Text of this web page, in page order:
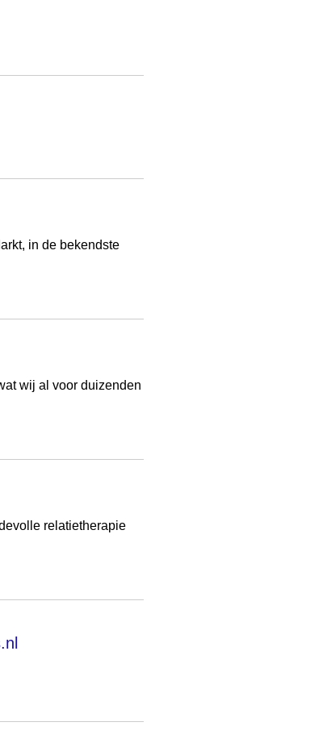
in de bekendste
wij al voor duizenden
relatietherapie